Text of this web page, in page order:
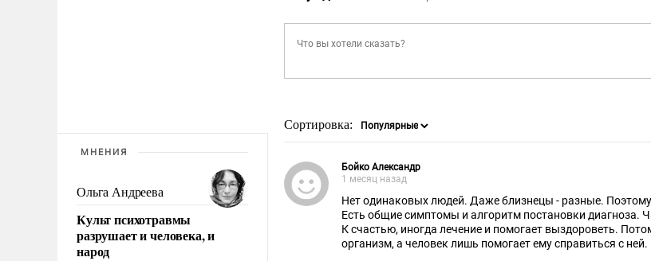
МНЕНИЯ
Ольга Андреева
Культ психотравмы
разрушает и человека, и
народ
Сортировка:
Бойко Александр
1 месяц назад
Нет одинаковых людей. Даже близнецы - разные. Поэтому
Есть общие симптомы и алгоритм постановки диагноза.
К счастью, иногда лечение и помогает выздороветь.
организм, а человек лишь помогает ему справиться с